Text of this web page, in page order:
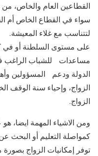
القطاعين العام والخاص،
سواء في القطاع الخاص أم
لتتناسب مع غلاء
على مستوى السلطنة أو في
مساعدات للشباب الراغب
الدولة ودعم المسؤولين
الزواج، وإحياء سنة الوقف
ومن الاشياء المهمة ايضا،
كمواصلة التعليم أو البحث
توفر إمكانيات الزواج